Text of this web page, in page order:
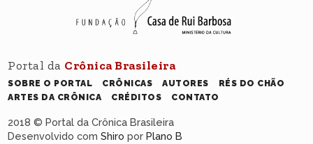
Portal da Crônica Brasileira
SOBRE O PORTAL CRÔNICAS AUTORES
RÉS DO CHÃO
ARTES DA CRÔNICA
CRÉDITOS CONTATO
2018 © Portal da Crônica Brasileira
Desenvolvido comShiro porPlano B